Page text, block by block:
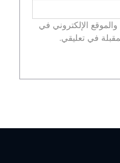
الإلكتروني في
في تعليقي.